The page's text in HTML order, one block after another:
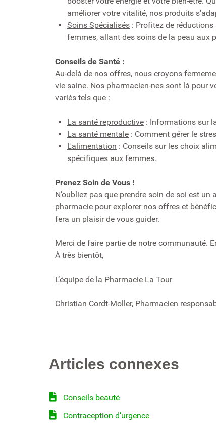
améliorer votre vitalité, nos produits
Soins Spécialisés : Profitez de
femmes, allant des soins de la peau aux
Conseils de Santé :
Au-delà de nos offres, nous croyons
vie saine. Nos pharmacien-nes sont là pour
variés tels que :
La santé reproductive : Informations sur
La santé mentale : Comment gérer le
L'alimentation : Conseils sur les choix
spécifiques aux femmes.
Prenez Soin de Vous !
N’oubliez pas que prendre soin de soi est
pharmacie pour explorer nos offres et
fera un plaisir de vous guider.
Merci de faire partie de notre communauté.
À très bientôt,
L’équipe de la Pharmacie La Tour
Christian Cordt-Moller, Pharmacien
Articles connexes
Conseils beauté
Contraception d’urgence